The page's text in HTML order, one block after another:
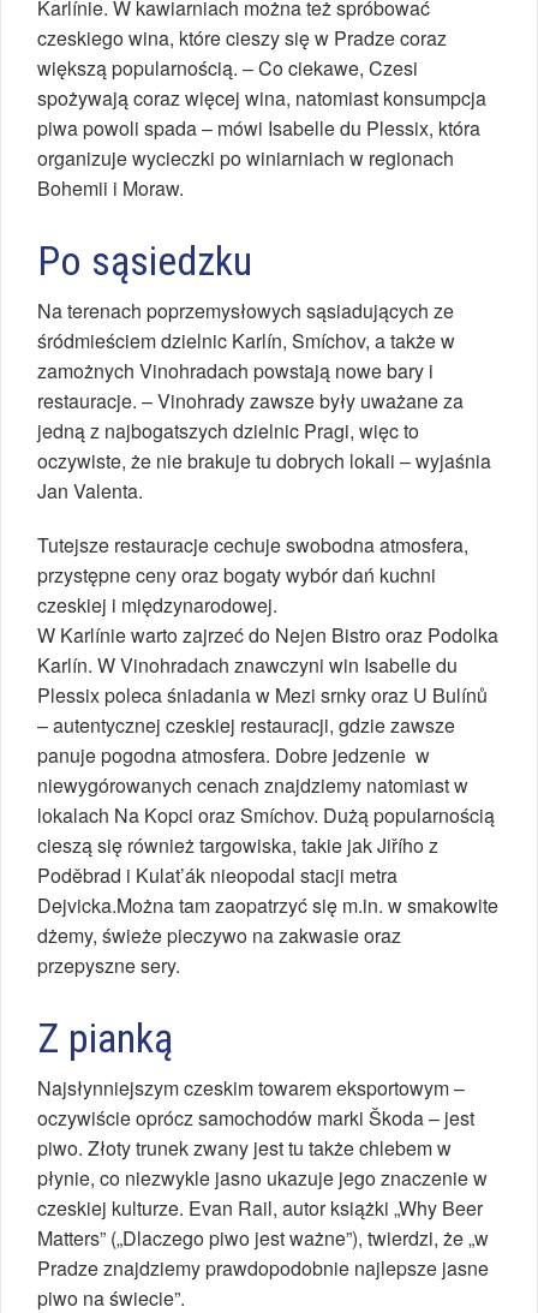
Karlínie. W kawiarniach można też spróbować
czeskiego wina, które cieszy się w Pradze coraz
większą popularnością. – Co ciekawe, Czesi
spożywają coraz więcej wina, natomiast konsumpcja
piwa powoli spada – mówi Isabelle du Plessix, która
organizuje wycieczki po winiarniach w regionach
Bohemii i Moraw.
Po sąsiedzku
Na terenach poprzemysłowych sąsiadujących ze
śródmieściem dzielnic Karlín, Smíchov, a także w
zamożnych Vinohradach powstają nowe bary i
restauracje. – Vinohrady zawsze były uważane za
jedną z najbogatszych dzielnic Pragi, więc to
oczywiste, że nie brakuje tu dobrych lokali – wyjaśnia
Jan Valenta.
Tutejsze restauracje cechuje swobodna atmosfera,
przystępne ceny oraz bogaty wybór dań kuchni
czeskiej i międzynarodowej.
W Karlínie warto zajrzeć do Nejen Bistro oraz Podolka
Karlín. W Vinohradach znawczyni win Isabelle du
Plessix poleca śniadania w Mezi srnky oraz U Bulínů
– autentycznej czeskiej restauracji, gdzie zawsze
panuje pogodna atmosfera. Dobre jedzenie w
niewygórowanych cenach znajdziemy natomiast w
lokalach Na Kopci oraz Smíchov. Dużą popularnością
cieszą się również targowiska, takie jak Jiřího z
Poděbrad i Kulat’ák nieopodal stacji metra
Dejvicka.Można tam zaopatrzyć się m.in. w smakowite
dżemy, świeże pieczywo na zakwasie oraz
przepyszne sery.
Z pianką
Najsłynniejszym czeskim towarem eksportowym –
oczywiście oprócz samochodów marki Škoda – jest
piwo. Złoty trunek zwany jest tu także chlebem w
płynie, co niezwykle jasno ukazuje jego znaczenie w
czeskiej kulturze. Evan Rail, autor książki „Why Beer
Matters” („Dlaczego piwo jest ważne”), twierdzi, że „w
Pradze znajdziemy prawdopodobnie najlepsze jasne
piwo na świecie”.